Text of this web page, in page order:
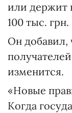
или держит
100 тыс. грн.
Он добавил,
изменится.
«Новые
Когда